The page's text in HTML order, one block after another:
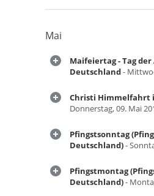
Mai
Maifeiertag - Tag
Deutschland-
Christi Himmelfahrt
Donnerstag, 09. Mai
Pfingstsonntag
Deutschland)-
Pfingstmontag
Deutschland)-